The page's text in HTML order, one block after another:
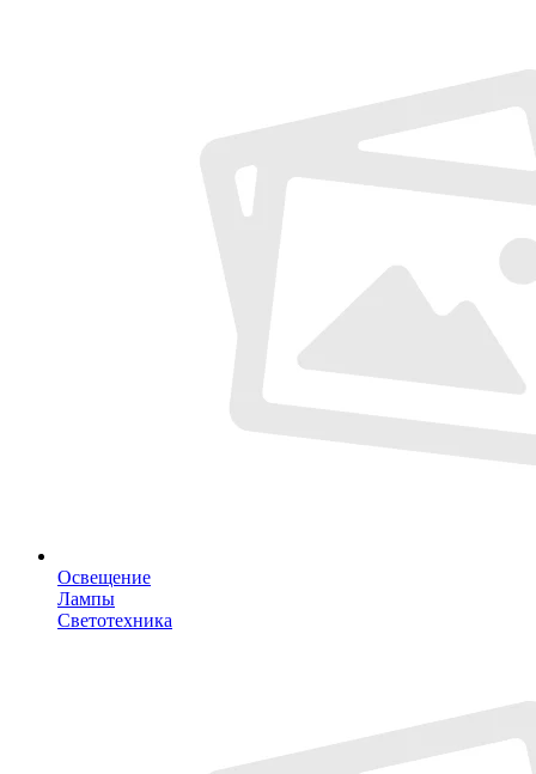
Освещение
Лампы
Светотехника